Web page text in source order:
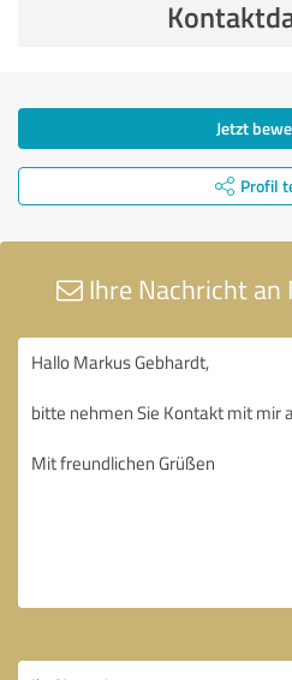
Jetzt
Profil
Ihre Nachricht an